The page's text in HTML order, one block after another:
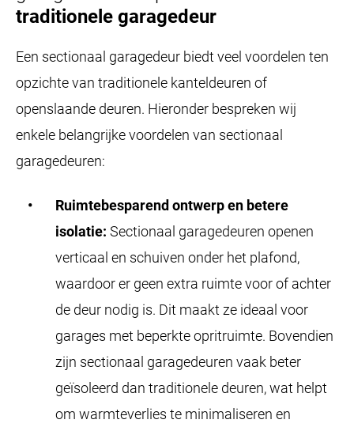
traditionele garagedeur
Een sectionaal garagedeur biedt veel voordelen ten
opzichte van traditionele kanteldeuren of
openslaande deuren. Hieronder bespreken wij
enkele belangrijke voordelen van sectionaal
garagedeuren:
Ruimtebesparend ontwerp en betere
isolatie: Sectionaal garagedeuren openen
verticaal en schuiven onder het plafond,
waardoor er geen extra ruimte voor of achter
de deur nodig is. Dit maakt ze ideaal voor
garages met beperkte opritruimte. Bovendien
zijn sectionaal garagedeuren vaak beter
geïsoleerd dan traditionele deuren, wat helpt
om warmteverlies te minimaliseren en